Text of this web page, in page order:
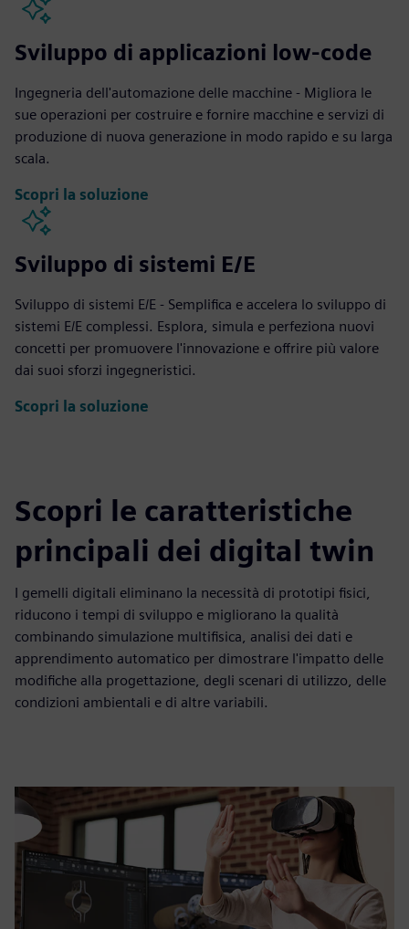
Sviluppo di applicazioni low-code
Ingegneria dell'automazione delle macchine - Migliora le
sue operazioni per costruire e fornire macchine e servizi di
produzione di nuova generazione in modo rapido e su larga
scala.
Scopri la soluzione
Sviluppo di sistemi E/E
Sviluppo di sistemi E/E - Semplifica e accelera lo sviluppo di
sistemi E/E complessi. Esplora, simula e perfeziona nuovi
concetti per promuovere l'innovazione e offrire più valore
dai suoi sforzi ingegneristici.
Scopri la soluzione
Scopri le caratteristiche
principali dei digital twin
I gemelli digitali eliminano la necessità di prototipi fisici,
riducono i tempi di sviluppo e migliorano la qualità
combinando simulazione multifisica, analisi dei dati e
apprendimento automatico per dimostrare l'impatto delle
modifiche alla progettazione, degli scenari di utilizzo, delle
condizioni ambientali e di altre variabili.